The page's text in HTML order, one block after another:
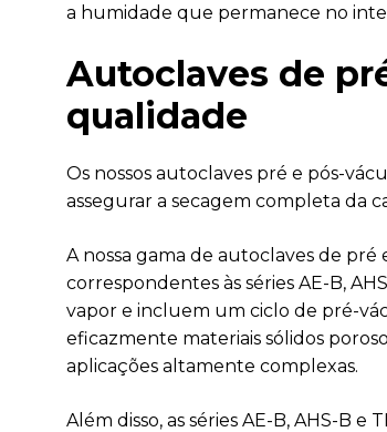
a humidade que permanece no
Autoclaves de
qualidade
Os nossos autoclaves pré e pós-
assegurar a secagem completa da
A nossa gama de autoclaves de
correspondentes às séries AE-B,
vapor e incluem um ciclo de pré-
eficazmente materiais sólidos
aplicações altamente complexas.
Além disso, as séries AE-B, AHS-B